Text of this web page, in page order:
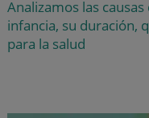
Analizamos las
infancia, su duración,
para la salud